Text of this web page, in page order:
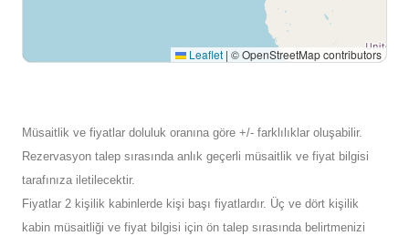
Leaflet | © OpenStreetMap contributors
Müsaitlik ve fiyatlar doluluk oranına göre +/- farklılıklar oluşabilir.
Rezervasyon talep sırasında anlık geçerli müsaitlik ve fiyat bilgisi
tarafınıza iletilecektir.
Fiyatlar 2 kişilik kabinlerde kişi başı fiyatlardır. Üç ve dört kişilik
kabin müsaitliği ve fiyat bilgisi için ön talep sırasında belirtmenizi